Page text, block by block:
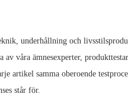
underhållning och
våra ämnesexperter,
artikel samma oberoende
står för.